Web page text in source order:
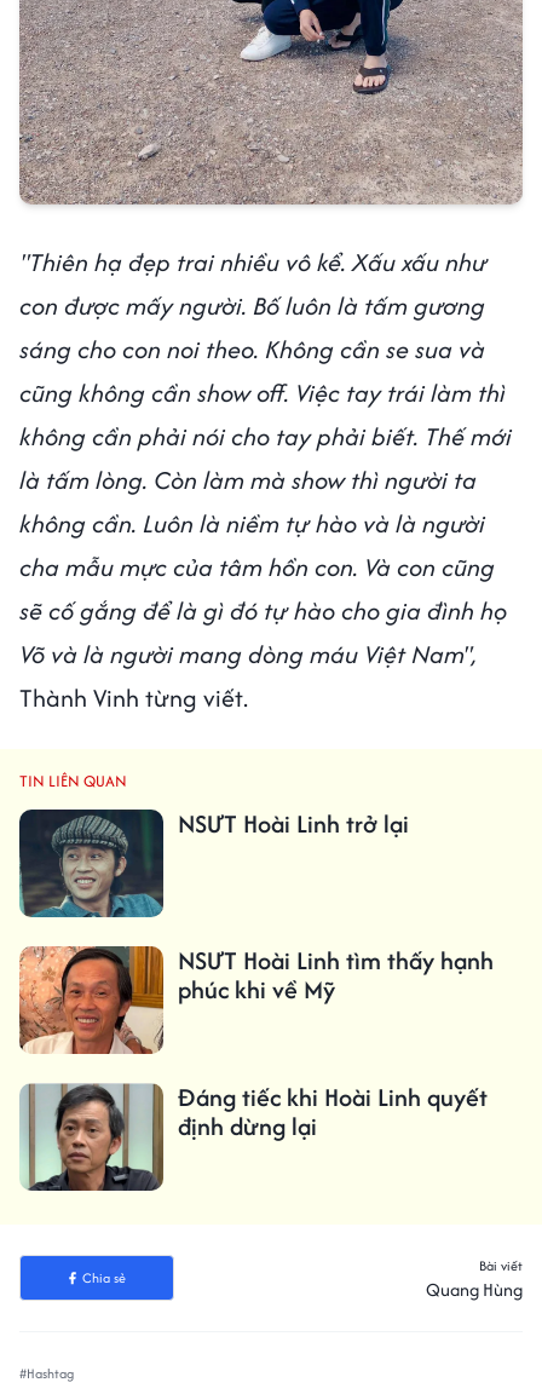
"Thiên hạ đẹp trai nhiều vô kể. Xấu xấu như
con được mấy người. Bố luôn là tấm gương
sáng cho con noi theo. Không cần se sua và
cũng không cần show off. Việc tay trái làm thì
không cần phải nói cho tay phải biết. Thế mới
là tấm lòng. Còn làm mà show thì người ta
không cần. Luôn là niềm tự hào và là người
cha mẫu mực của tâm hồn con. Và con cũng
sẽ cố gắng để là gì đó tự hào cho gia đình họ
Võ và là người mang dòng máu Việt Nam",
Thành Vinh từng viết.
TIN LIÊN QUAN
NSƯT Hoài Linh trở lại
NSƯT Hoài Linh tìm thấy hạnh
phúc khi về Mỹ
Đáng tiếc khi Hoài Linh quyết
định dừng lại
Chia sẻ
Bài viết
Quang Hùng
#Hashtag